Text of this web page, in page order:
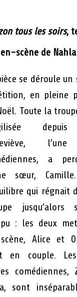
tous les soirs,
scène de
se déroule un
en pleine
Toute la
a
sœur,
qui régnait
jusqu’alors
: les deux
Alice et
en couple.
comédiennes,
sont